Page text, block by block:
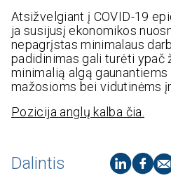
Atsižvelgiant į COVID-19
ja susijusį ekonomikos
nepagrįstas minimalaus
padidinimas gali turėti ypač
minimalią algą
mažosioms bei vidutinėms
Pozicija anglų kalba čia.
Dalintis